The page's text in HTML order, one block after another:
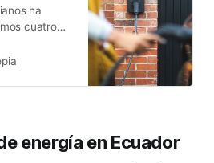
ha
cuatro
energía en Ecuador